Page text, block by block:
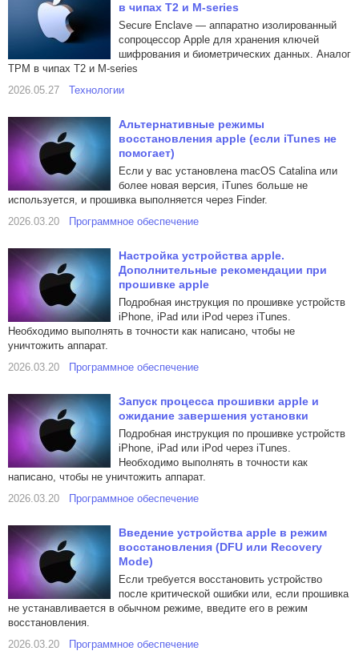
в чипах T2 и M-series
Secure Enclave — аппаратно изолированный
сопроцессор Apple для хранения ключей
шифрования и биометрических данных. Аналог
TPM в чипах T2 и M-series
2026.05.27
Технологии
Альтернативные режимы
восстановления apple (если iTunes не
помогает)
Если у вас установлена macOS Catalina или
более новая версия, iTunes больше не
используется, и прошивка выполняется через Finder.
2026.03.20
Программное обеспечение
Настройка устройства apple.
Дополнительные рекомендации при
прошивке apple
Подробная инструкция по прошивке устройств
iPhone, iPad или iPod через iTunes.
Необходимо выполнять в точности как написано, чтобы не
уничтожить аппарат.
2026.03.20
Программное обеспечение
Запуск процесса прошивки apple и
ожидание завершения установки
Подробная инструкция по прошивке устройств
iPhone, iPad или iPod через iTunes.
Необходимо выполнять в точности как
написано, чтобы не уничтожить аппарат.
2026.03.20
Программное обеспечение
Введение устройства apple в режим
восстановления (DFU или Recovery
Mode)
Если требуется восстановить устройство
после критической ошибки или, если прошивка
не устанавливается в обычном режиме, введите его в режим
восстановления.
2026.03.20
Программное обеспечение